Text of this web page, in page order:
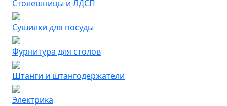
Столешницы и ЛДСП
Сушилки для посуды
Фурнитура для столов
Штанги и штангодержатели
Электрика